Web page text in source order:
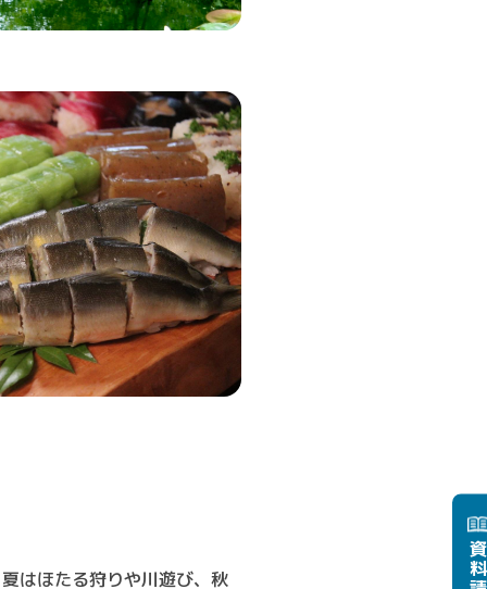
はほたる狩りや川遊び、秋